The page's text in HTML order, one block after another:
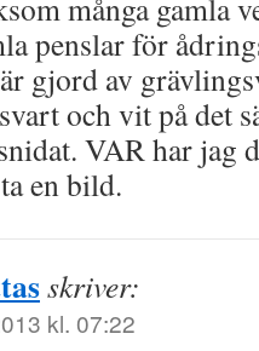
många gamla
penslar för
gjord av
och vit på det
VAR har jag
en bild.
skriver:
kl. 07:22